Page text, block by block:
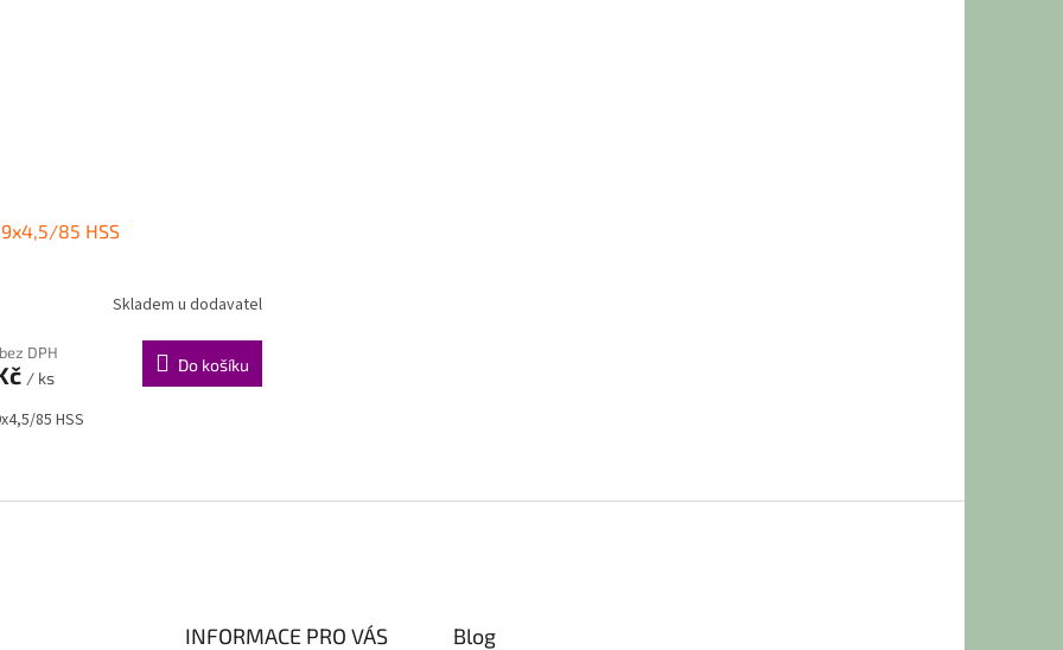
85 HSS
Skladem u dodavatel
DPH
/ ks
Do košíku
85 HSS
v
INFORMACE PRO VÁS Blog